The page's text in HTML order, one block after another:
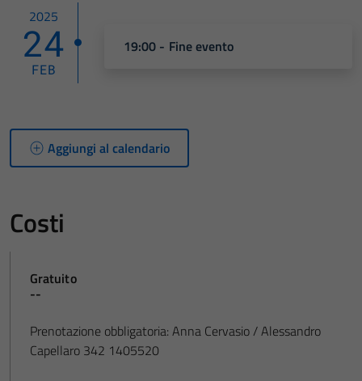
2025
24
FEB
19:00 - Fine evento
Aggiungi al calendario
Costi
Gratuito
--
Prenotazione obbligatoria: Anna Cervasio / Alessandro
Capellaro 342 1405520